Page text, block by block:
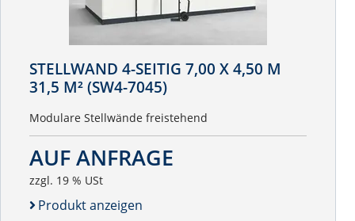
STELLWAND 4-SEITIG 7,00 X 4,50 M
31,5 M² (SW4-7045)
Modulare Stellwände freistehend
AUF ANFRAGE
zzgl. 19 % USt
Produkt anzeigen